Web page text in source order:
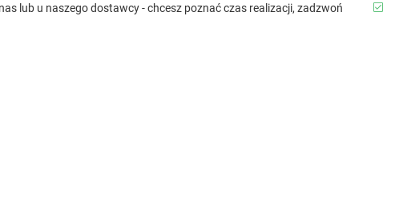
lub u naszego dostawcy - chcesz poznać czas realizacji, zadzwoń